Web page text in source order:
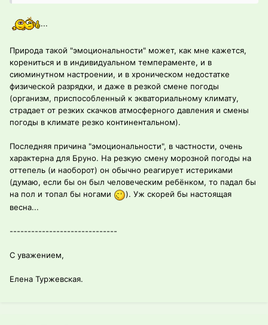
...
Природа такой "эмоциональности" может, как мне кажется,
корениться и в индивидуальном темпераменте, и в
сиюминутном настроении, и в хроническом недостатке
физической разрядки, и даже в резкой смене погоды
(организм, приспособленный к экваториальному климату,
страдает от резких скачков атмосферного давления и смены
погоды в климате резко континентальном).
Последняя причина "эмоциональности", в частности, очень
характерна для Бруно. На резкую смену морозной погоды на
оттепель (и наоборот) он обычно реагирует истериками
(думаю, если бы он был человеческим ребёнком, то падал бы
на пол и топал бы ногами
). Уж скорей бы настоящая
весна...
------------------------------
С уважением,
Елена Туржевская.